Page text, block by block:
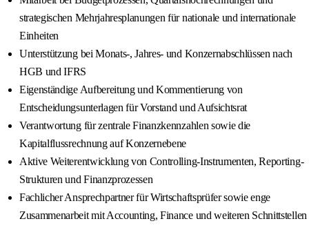
strategischen Mehrjahresplanungen für nationale und internationale
Einheiten
Unterstützung bei Monats-, Jahres- und Konzernabschlüssen nach
HGB und IFRS
Eigenständige Aufbereitung und Kommentierung von
Entscheidungsunterlagen für Vorstand und Aufsichtsrat
Verantwortung für zentrale Finanzkennzahlen sowie die
Kapitalflussrechnung auf Konzernebene
Aktive Weiterentwicklung von Controlling-Instrumenten, Reporting-
Strukturen und Finanzprozessen
Fachlicher Ansprechpartner für Wirtschaftsprüfer sowie enge
Zusammenarbeit mit Accounting, Finance und weiteren Schnittstellen